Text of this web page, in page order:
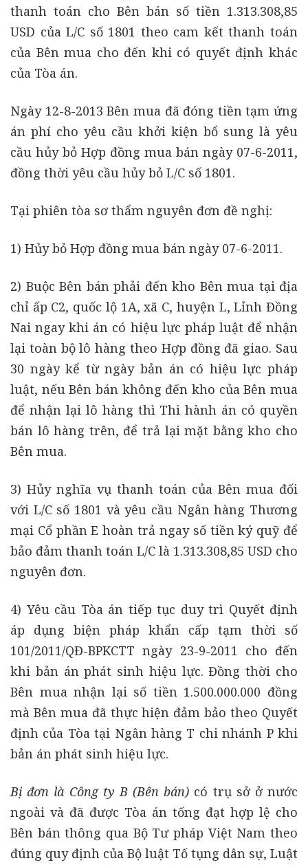
thanh toán cho Bên bán số tiền 1.313.308,85
USD của L/C số 1801 theo cam kết thanh toán
của Bên mua cho đến khi có quyết định khác
của Tòa án.
Ngày 12-8-2013 Bên mua đã đóng tiền tạm ứng
án phí cho yêu cầu khởi kiện bổ sung là yêu
cầu hủy bỏ Hợp đồng mua bán ngày 07-6-2011,
đồng thời yêu cầu hủy bỏ L/C số 1801.
Tại phiên tòa sơ thẩm nguyên đơn đề nghị:
1) Hủy bỏ Hợp đồng mua bán ngày 07-6-2011.
2) Buộc Bên bán phải đến kho Bên mua tại địa
chỉ ấp C2, quốc lộ 1A, xã C, huyện L, Lỉnh Đồng
Nai ngay khi án có hiệu lực pháp luật để nhận
lại toàn bộ lô hàng theo Hợp đồng đã giao. Sau
30 ngày kể từ ngày bản án có hiệu lực pháp
luật, nếu Bên bán không đến kho của Bên mua
để nhận lại lô hàng thì Thi hành án có quyền
bán lô hàng trên, để trả lại mặt bằng kho cho
Bên mua.
3) Hủy nghĩa vụ thanh toán của Bên mua đối
với L/C số 1801 và yêu cầu Ngân hàng Thương
mại Cổ phần E hoàn trả ngay số tiền ký quỹ để
bảo đảm thanh toán L/C là 1.313.308,85 USD cho
nguyên đơn.
4) Yêu cầu Tòa án tiếp tục duy trì Quyết định
áp dụng biện pháp khẩn cấp tạm thời số
101/2011/QĐ-BPKCTT ngày 23-9-2011 cho đến
khi bản án phát sinh hiệu lực. Đồng thời cho
Bên mua nhận lại số tiền 1.500.000.000 đồng
mà Bên mua đã thực hiện đảm bảo theo Quyết
định của Tòa tại Ngân hàng T chi nhánh P khi
bản án phát sinh hiệu lực.
Bị đơn là Công ty B (Bên bán) có trụ sở ở nước
ngoài và đã được Tòa án tống đạt hợp lệ cho
Bên bán thông qua Bộ Tư pháp Việt Nam theo
đúng quy định của Bộ luật Tố tụng dân sự, Luật